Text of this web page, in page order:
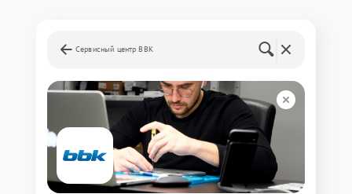
Сервисный центр BBK